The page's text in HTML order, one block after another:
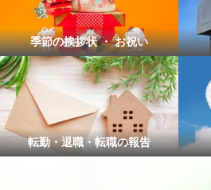
季節の挨拶状 ・ お祝い
転勤・退職・転職の報告